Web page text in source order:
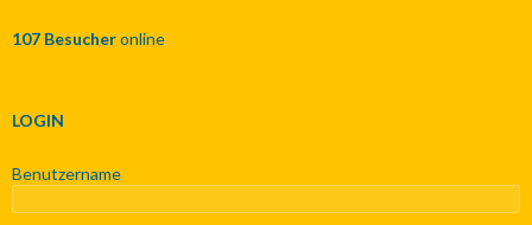
a
107 Besucheronline
LOGIN
Benutzername